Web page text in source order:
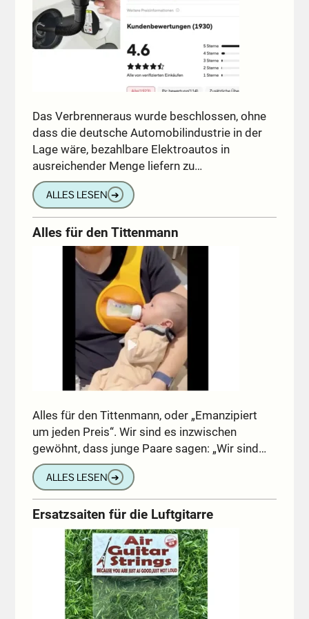
Das Verbrenneraus wurde beschlossen, ohne
dass die deutsche Automobilindustrie in der
Lage wäre, bezahlbare Elektroautos in
ausreichender Menge liefern zu…
ALLES LESEN ➔
Alles für den Tittenmann
Alles für den Tittenmann, oder „Emanzipiert
um jeden Preis“. Wir sind es inzwischen
gewöhnt, dass junge Paare sagen: „Wir sind…
ALLES LESEN ➔
Ersatzsaiten für die Luftgitarre